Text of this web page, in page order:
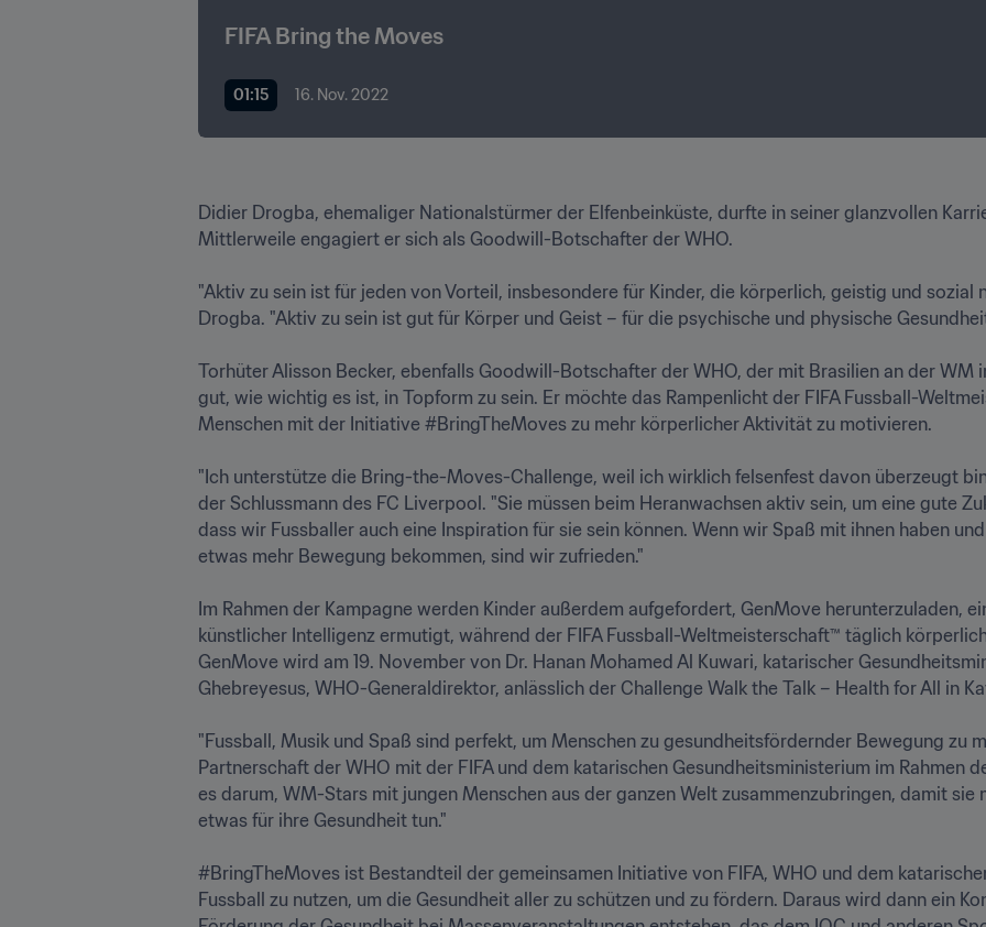
FIFA Bring the Moves
01:15 16. Nov. 2022
Didier Drogba, ehemaliger Nationalstürmer der Elfenbeinküste, durfte in seiner glanzvollen
Mittlerweile engagiert er sich als Goodwill-Botschafter der WHO.
"Aktiv zu sein ist für jeden von Vorteil, insbesondere für Kinder, die körperlich, geistig und sozial
Drogba. "Aktiv zu sein ist gut für Körper und Geist – für die psychische und physische
Torhüter Alisson Becker, ebenfalls Goodwill-Botschafter der WHO, der mit Brasilien an der WM
gut, wie wichtig es ist, in Topform zu sein. Er möchte das Rampenlicht der FIFA Fussball-
Menschen mit der Initiative #BringTheMoves zu mehr körperlicher Aktivität zu motivieren.
"Ich unterstütze die Bring-the-Moves-Challenge, weil ich wirklich felsenfest davon überzeugt
der Schlussmann des FC Liverpool. "Sie müssen beim Heranwachsen aktiv sein, um eine gute
dass wir Fussballer auch eine Inspiration für sie sein können. Wenn wir Spaß mit ihnen haben
etwas mehr Bewegung bekommen, sind wir zufrieden."
Im Rahmen der Kampagne werden Kinder außerdem aufgefordert, GenMove herunterzuladen,
künstlicher Intelligenz ermutigt, während der FIFA Fussball-Weltmeisterschaft™ täglich
GenMove wird am 19. November von Dr. Hanan Mohamed Al Kuwari, katarischer
Ghebreyesus, WHO-Generaldirektor, anlässlich der Challenge Walk the Talk – Health for All in
"Fussball, Musik und Spaß sind perfekt, um Menschen zu gesundheitsfördernder Bewegung zu
Partnerschaft der WHO mit der FIFA und dem katarischen Gesundheitsministerium im Rahmen
es darum, WM-Stars mit jungen Menschen aus der ganzen Welt zusammenzubringen, damit
etwas für ihre Gesundheit tun."
#BringTheMoves ist Bestandteil der gemeinsamen Initiative von FIFA, WHO und dem
Fussball zu nutzen, um die Gesundheit aller zu schützen und zu fördern. Daraus wird dann ein